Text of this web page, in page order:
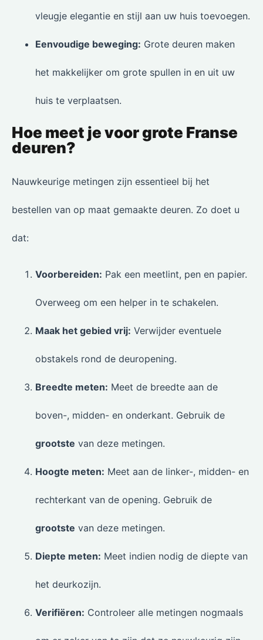
vleugje elegantie en stijl aan uw huis toevoegen.
Eenvoudige beweging: Grote deuren maken
het makkelijker om grote spullen in en uit uw
huis te verplaatsen.
Hoe meet je voor grote Franse
deuren?
Nauwkeurige metingen zijn essentieel bij het
bestellen van op maat gemaakte deuren. Zo doet u
dat:
Voorbereiden: Pak een meetlint, pen en papier.
Overweeg om een helper in te schakelen.
Maak het gebied vrij: Verwijder eventuele
obstakels rond de deuropening.
Breedte meten: Meet de breedte aan de
boven-, midden- en onderkant. Gebruik de
grootste van deze metingen.
Hoogte meten: Meet aan de linker-, midden- en
rechterkant van de opening. Gebruik de
grootste van deze metingen.
Diepte meten: Meet indien nodig de diepte van
het deurkozijn.
Verifiëren: Controleer alle metingen nogmaals